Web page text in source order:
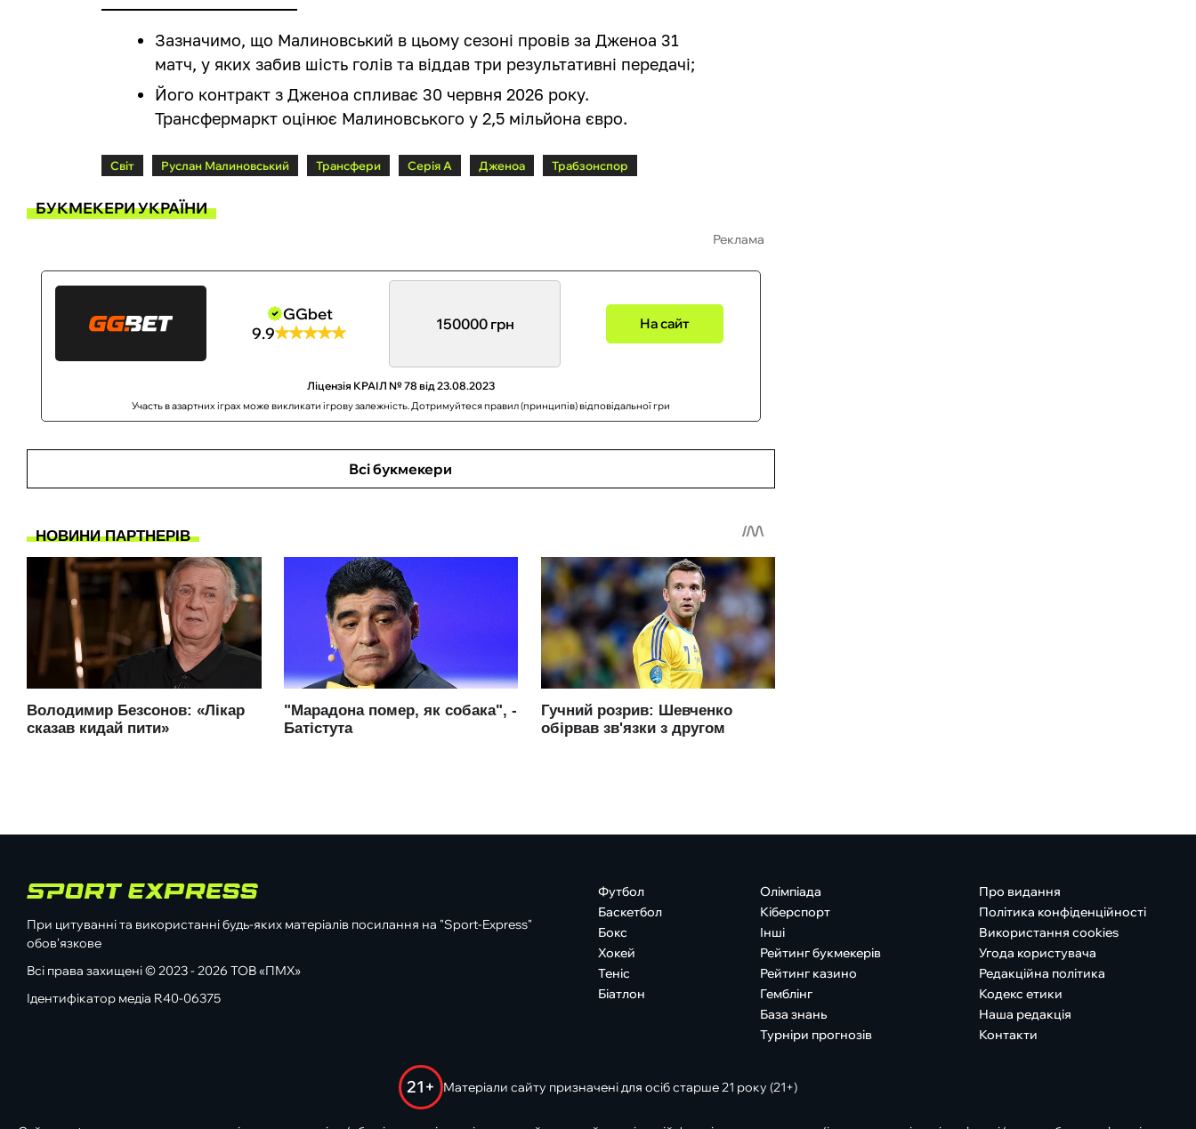
Зазначимо, що Малиновський в цьому сезоні провів за Дженоа 31
матч, у яких забив шість голів та віддав три результативні передачі;
Його контракт з Дженоа спливає 30 червня 2026 року.
Трансфермаркт оцінює Малиновського у 2,5 мільйона євро.
Світ Руслан Малиновський Трансфери Серія А Дженоа Трабзонспор
БУКМЕКЕРИ УКРАЇНИ
Реклама
GGbet
9.9
150000 грн На сайт
Ліцензія КРАІЛ № 78 від 23.08.2023
Участь в азартних іграх може викликати ігрову залежність. Дотримуйтеся правил (принципів) відповідальної гри
Всі букмекери
При цитуванні та використанні будь-яких матеріалів посилання на "Sport-Express"
обов'язкове
Всі права захищені © 2023 - 2026 ТОВ «ПМХ»
Ідентифікатор медіа R40-06375
Футбол
Баскетбол
Бокс
Хокей
Теніс
Біатлон
Олімпіада
Кіберспорт
Інші
Рейтинг букмекерів
Рейтинг казино
Гемблінг
База знань
Турніри прогнозів
Про видання
Політика конфіденційності
Використання cookies
Угода користувача
Редакційна політика
Кодекс етики
Наша редакція
Контакти
21+ Матеріали сайту призначені для осіб старше 21 року (21+)